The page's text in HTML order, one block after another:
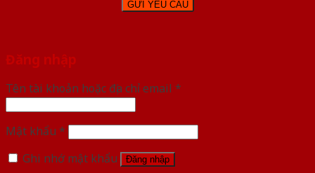
Đăng nhập
Tên tài khoản hoặc địa chỉ email *
Mật khẩu *
Ghi nhớ mật khẩu
Đăng nhập